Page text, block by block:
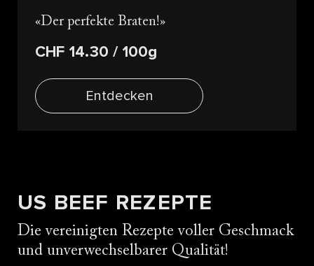
Der perfekte Braten!
CHF 14.30/ 100g
Entdecken
US BEEF REZEPTE
Die vereinigten Rezepte voller Geschmack
und unverwechselbarer Qualität!